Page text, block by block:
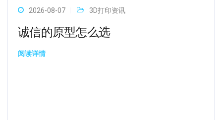
2026-08-07 3D打印资讯
诚信的原型怎么选
阅读详情